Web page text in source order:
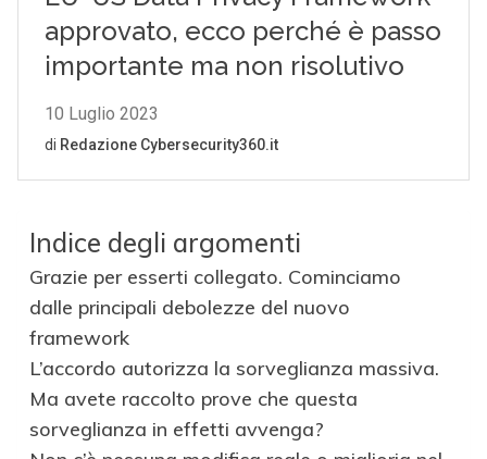
Indice degli argomenti
Grazie per esserti collegato. Cominciamo
dalle principali debolezze del nuovo
framework
L’accordo autorizza la sorveglianza massiva.
Ma avete raccolto prove che questa
sorveglianza in effetti avvenga?